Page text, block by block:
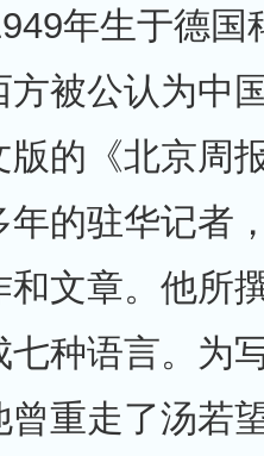
年生于德国
方被公认为中
版的《北京周
年的驻华记者
和文章。他所
七种语言。为
曾重走了汤若